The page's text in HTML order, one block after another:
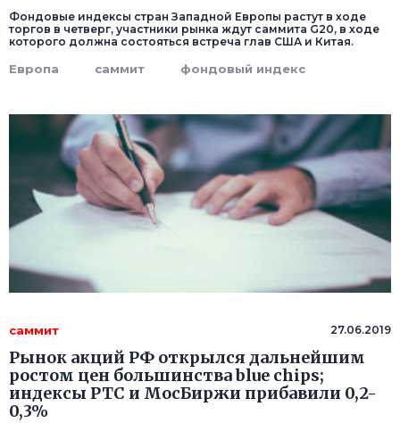
Фондовые индексы стран Западной Европы растут в ходе
торгов в четверг, участники рынка ждут саммита G20, в ходе
которого должна состояться встреча глав США и Китая.
Европа саммит фондовый индекс
саммит 27.06.2019
Рынок акций РФ открылся дальнейшим
ростом цен большинства blue chips;
индексы РТС и МосБиржи прибавили 0,2-
0,3%